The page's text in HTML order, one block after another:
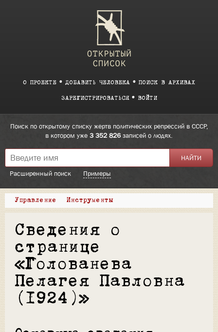
О ПРОЕКТЕ ДОБАВИТЬ ЧЕЛОВЕКА ПОИСК В АРХИВАХ
ЗАРЕГИСТРИРОВАТЬСЯ ВОЙТИ
Поиск по открытому списку жертв политических репрессий в СССР,
в котором уже 3 352 826записей о людях.
Расширенный поиск Примеры
Управление Инструменты
Сведения о
странице
«Голованева
Пелагея Павловна
(1924)»